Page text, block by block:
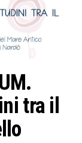
tra il